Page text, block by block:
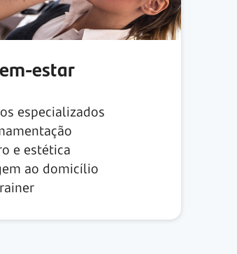
estar
especializados
e estética
ao domicílio